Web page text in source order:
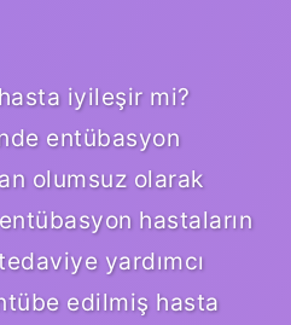
iyileşir mi?
entübasyon
olumsuz olarak
hastaların
yardımcı
edilmiş hasta